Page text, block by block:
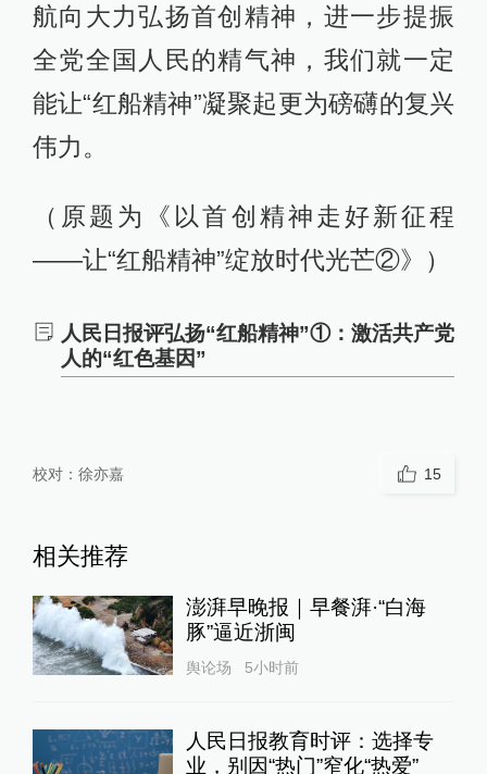
航向大力弘扬首创精神，进一步提振
全党全国人民的精气神，我们就一定
能让“红船精神”凝聚起更为磅礴的复兴
伟力。
（原题为《以首创精神走好新征程
——让“红船精神”绽放时代光芒②》）
人民日报评弘扬“红船精神”①：激活共产党
人的“红色基因”
校对： 徐亦嘉 15
相关推荐
澎湃早晚报｜早餐湃·“白海
豚”逼近浙闽
舆论场 5小时前
人民日报教育时评：选择专
业，别因“热门”窄化“热爱”